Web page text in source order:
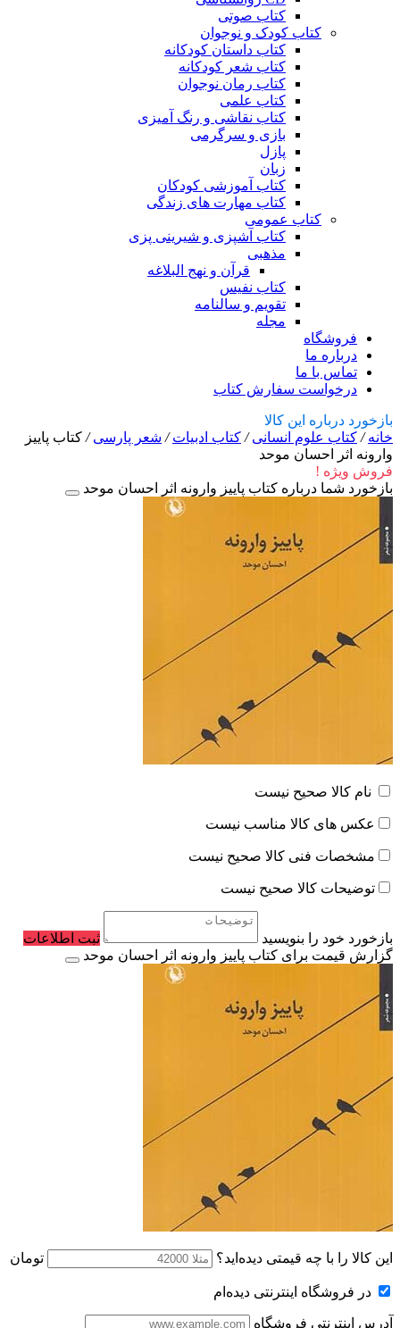
کتاب صوتی
کتاب کودک و نوجوان
کتاب داستان کودکانه
کتاب شعر کودکانه
کتاب رمان نوجوان
کتاب علمی
کتاب نقاشی و رنگ آمیزی
بازی و سرگرمی
پازل
زبان
کتاب آموزشی کودکان
کتاب مهارت های زندگی
کتاب عمومی
کتاب آشپزی و شیرینی پزی
مذهبی
قرآن و نهج البلاغه
کتاب نفیس
تقویم و سالنامه
مجله
فروشگاه
درباره ما
تماس با ما
درخواست سفارش کتاب
بازخورد درباره این کالا
خانه/ کتاب علوم انسانی/ کتاب ادبیات/ شعر پارسی/ کتاب پاییز
وارونه اثر احسان موحد
فروش ویژه !
بازخورد شما درباره کتاب پاییز وارونه اثر احسان موحد
نام کالا صحیح نیست
عکس های کالا مناسب نیست
مشخصات فنی کالا صحیح نیست
توضیحات کالا صحیح نیست
بازخورد خود را بنویسید
ثبت اطلاعات
گزارش قیمت برای کتاب پاییز وارونه اثر احسان موحد
این کالا را با چه قیمتی دیده‌اید؟ تومان
در فروشگاه اینترنتی دیده‌ام
آدرس اینترنتی فروشگاه